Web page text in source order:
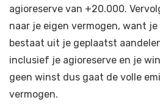
agioreserve van +20.000.
naar je eigen vermogen, want
bestaat uit je geplaatst
inclusief je agioreserve en je
geen winst dus gaat de volle
vermogen.